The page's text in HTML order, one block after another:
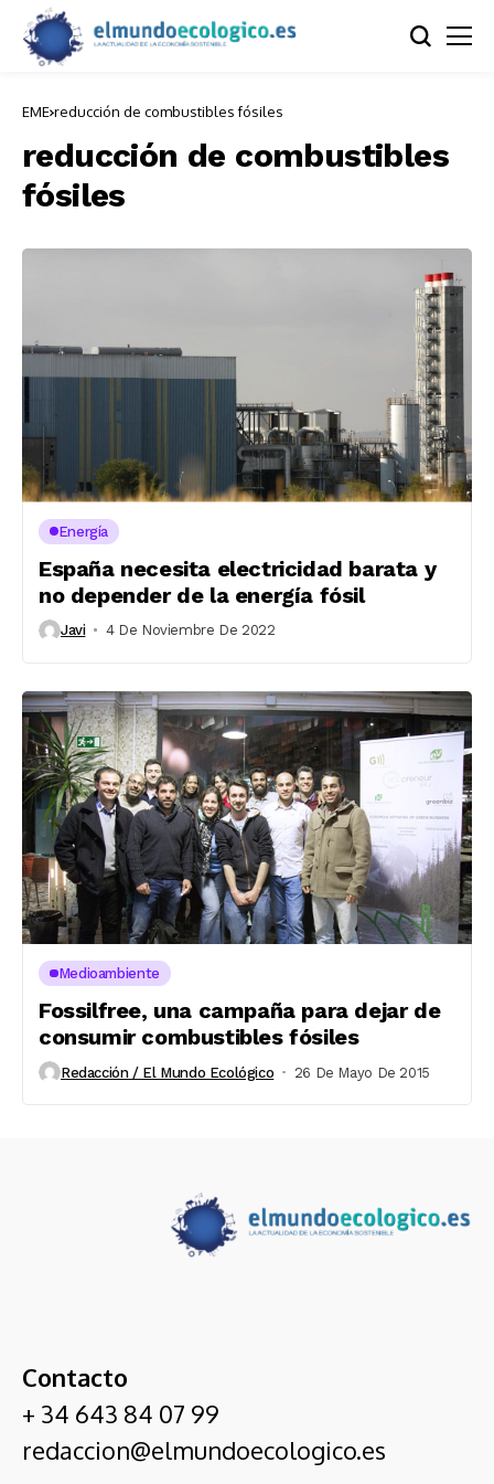
EME reducción de combustibles fósiles
reducción de combustibles
fósiles
Energía
España necesita electricidad barata y
no depender de la energía fósil
Javi 4 De Noviembre De 2022
Medioambiente
Fossilfree, una campaña para dejar de
consumir combustibles fósiles
Redacción / El Mundo Ecológico 26 De Mayo De 2015
Contacto
+ 34 643 84 07 99
redaccion@elmundoecologico.es